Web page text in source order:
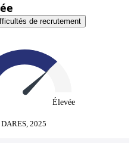
de recrutement
Élevée
2025